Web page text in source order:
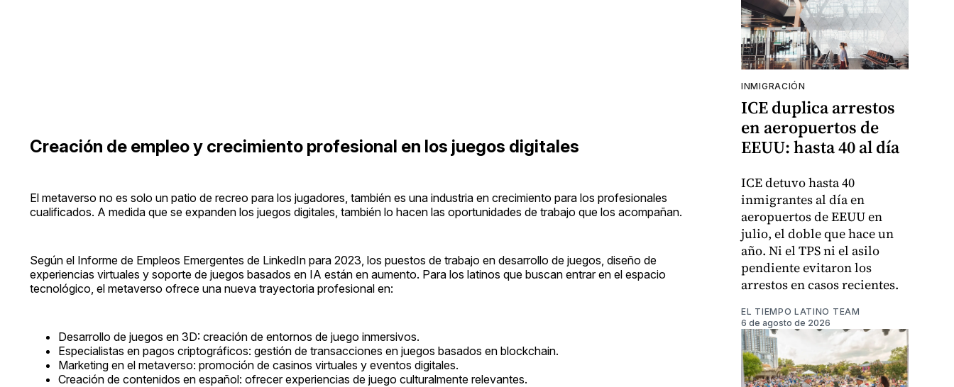
Creación de empleo y crecimiento profesional en los juegos digitales
El metaverso no es solo un patio de recreo para los jugadores, también es una industria en crecimiento para los profesionales
cualificados. A medida que se expanden los juegos digitales, también lo hacen las oportunidades de trabajo que los acompañan.
Según el Informe de Empleos Emergentes de LinkedIn para 2023, los puestos de trabajo en desarrollo de juegos, diseño de
experiencias virtuales y soporte de juegos basados en IA están en aumento. Para los latinos que buscan entrar en el espacio
tecnológico, el metaverso ofrece una nueva trayectoria profesional en:
Desarrollo de juegos en 3D: creación de entornos de juego inmersivos.
Especialistas en pagos criptográficos: gestión de transacciones en juegos basados en blockchain.
Marketing en el metaverso: promoción de casinos virtuales y eventos digitales.
Creación de contenidos en español: ofrecer experiencias de juego culturalmente relevantes.
INMIGRACIÓN
ICE duplica arrestos
en aeropuertos de
EEUU: hasta 40 al día
ICE detuvo hasta 40
inmigrantes al día en
aeropuertos de EEUU en
julio, el doble que hace un
año. Ni el TPS ni el asilo
pendiente evitaron los
arrestos en casos recientes.
EL TIEMPO LATINO TEAM
6 de agosto de 2026